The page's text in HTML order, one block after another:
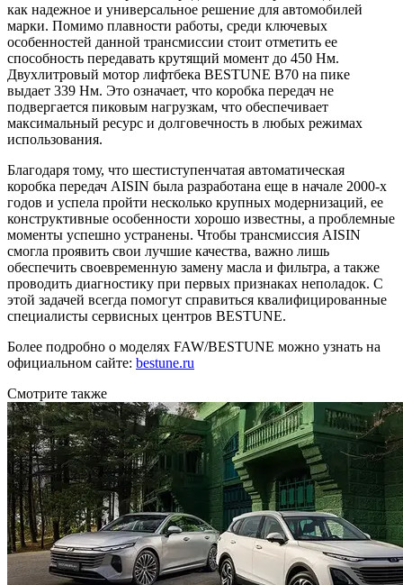
как надежное и универсальное решение для автомобилей
марки. Помимо плавности работы, среди ключевых
особенностей данной трансмиссии стоит отметить ее
способность передавать крутящий момент до 450 Нм.
Двухлитровый мотор лифтбека BESTUNE B70 на пике
выдает 339 Нм. Это означает, что коробка передач не
подвергается пиковым нагрузкам, что обеспечивает
максимальный ресурс и долговечность в любых режимах
использования.
Благодаря тому, что шестиступенчатая автоматическая
коробка передач AISIN была разработана еще в начале 2000-х
годов и успела пройти несколько крупных модернизаций, ее
конструктивные особенности хорошо известны, а проблемные
моменты успешно устранены. Чтобы трансмиссия AISIN
смогла проявить свои лучшие качества, важно лишь
обеспечить своевременную замену масла и фильтра, а также
проводить диагностику при первых признаках неполадок. С
этой задачей всегда помогут справиться квалифицированные
специалисты сервисных центров BESTUNE.
Более подробно о моделях FAW/BESTUNE можно узнать на
официальном сайте: bestune.ru
Смотрите также